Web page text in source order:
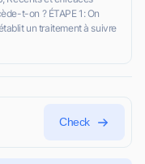
t-on ? ÉTAPE 1: On
un traitement à suivre
Check